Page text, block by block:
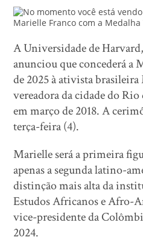
A Universidade de
anunciou que concederá a
de 2025 à ativista
vereadora da cidade do Rio
em março de 2018. A
terça-feira (4).
Marielle será a primeira
apenas a segunda latino-
distinção mais alta da
Estudos Africanos e Afro-
vice-presidente da
2024.